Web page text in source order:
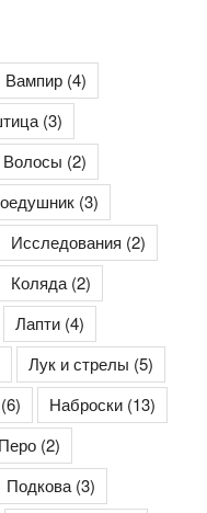
Вампир (4)
(3)
Волосы (2)
(3)
Исследования (2)
Коляда (2)
Лапти (4)
Лук и стрелы (5)
(6) Наброски (13)
Перо (2)
Подкова (3)